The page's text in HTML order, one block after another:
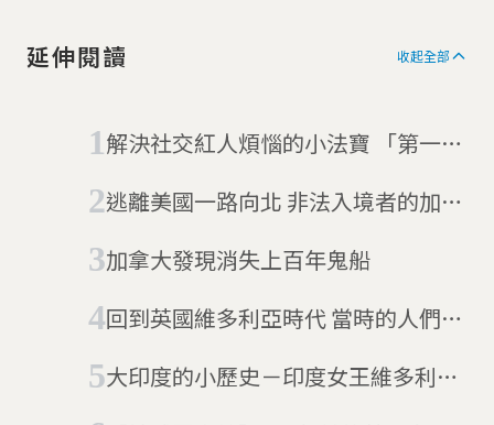
有「世界旅行家」、有「知識
的滲透是不可思議、恍然大
悟，會讓英文走入靈魂。英語
吸一口，一口入魂。讀英語島
趣味和品味。
延伸閱讀 收起全部
解決社交紅人煩惱的小法寶 「第一張
逃離美國一路向北 非法入境者的加拿
加拿大發現消失上百年鬼船
回到英國維多利亞時代 當時的人們也
大印度的小歷史－印度女王維多利亞